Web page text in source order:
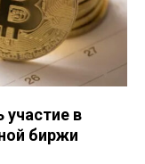
участие в
биржи